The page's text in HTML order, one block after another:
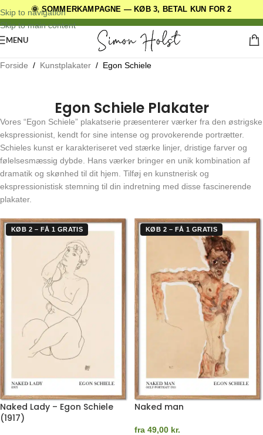
🌞 SOMMERKAMPAGNE — KØB 3, BETAL KUN FOR 2
Skip to navigation
Skip to main content
DANSKE ORIGINALE DESIGNS
MENU
Forside / Kunstplakater / Egon Schiele
Egon Schiele Plakater
Vores “Egon Schiele” plakatserie præsenterer værker fra den østrigske
ekspressionist, kendt for sine intense og provokerende portrætter.
Schieles kunst er karakteriseret ved stærke linjer, dristige farver og
følelsesmæssig dybde. Hans værker bringer en unik kombination af
dramatik og skønhed til dit hjem. Tilføj en kunstnerisk og
ekspressionistisk stemning til din indretning med disse fascinerende
plakater.
KØB 2 – FÅ 1 GRATIS
Naked Lady – Egon Schiele
(1917)
KØB 2 – FÅ 1 GRATIS
Naked man
fra 49,00 kr.